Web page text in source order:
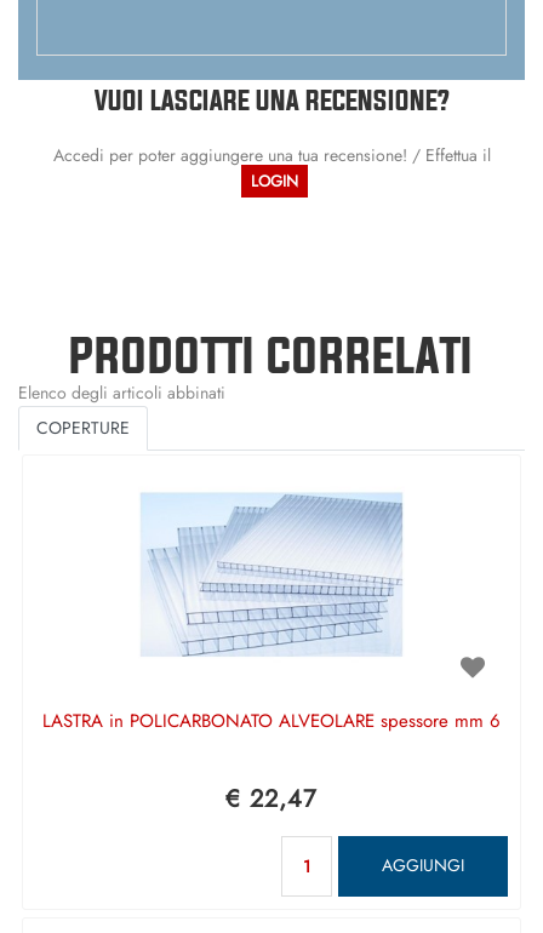
VUOI LASCIARE UNA RECENSIONE?
Accedi per poter aggiungere una tua recensione! / Effettua il
LOGIN
PRODOTTI CORRELATI
Elenco degli articoli abbinati
COPERTURE
LASTRA in POLICARBONATO ALVEOLARE spessore mm 6
€ 22,47
AGGIUNGI